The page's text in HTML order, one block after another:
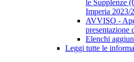
le Supplenze
Imperia 2023/
AVVISO -
presentazione
Elenchi
Leggi tutte le